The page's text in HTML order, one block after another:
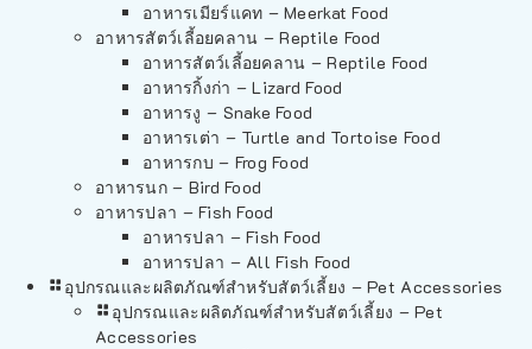
อาหารเมียร์แคท – Meerkat Food
อาหารสัตว์เลี้อยคลาน – Reptile Food
อาหารสัตว์เลี้อยคลาน – Reptile Food
อาหารกิ้งก่า – Lizard Food
อาหารงู – Snake Food
อาหารเต่า – Turtle and Tortoise Food
อาหารกบ – Frog Food
อาหารนก – Bird Food
อาหารปลา – Fish Food
อาหารปลา – Fish Food
อาหารปลา – All Fish Food
อุปกรณและผลิตภัณฑ์สำหรับสัตว์เลี้ยง – Pet Accessories
อุปกรณและผลิตภัณฑ์สำหรับสัตว์เลี้ยง – Pet
Accessories